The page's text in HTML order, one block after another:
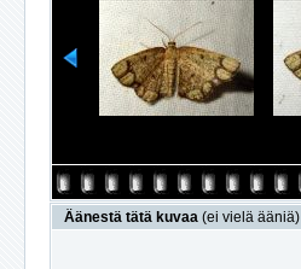
Äänestä tätä kuvaa (ei vielä ääniä)